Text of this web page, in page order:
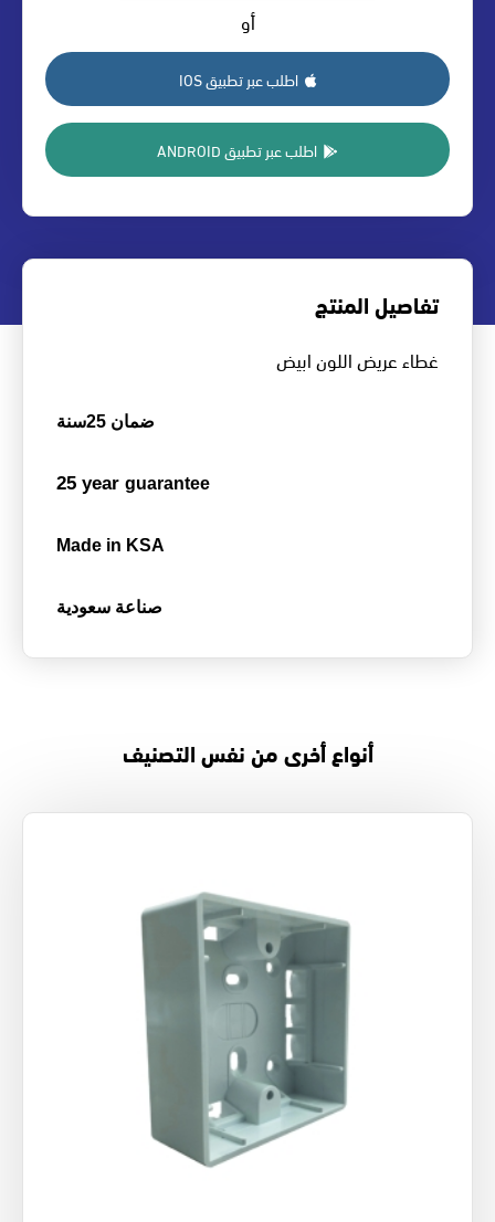
أو
اطلب عبر تطبيق IOS
اطلب عبر تطبيق ANDROID
تفاصيل المنتج
غطاء عريض اللون ابيض
ضمان 25سنة
25 year guarantee
Made in KSA
صناعة سعودية
أنواع أخرى من نفس التصنيف